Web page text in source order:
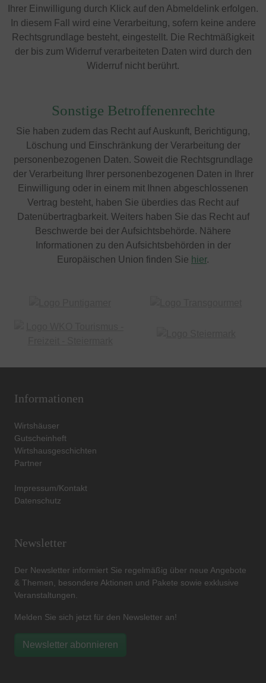
Ihrer Einwilligung durch Klick auf den Abmeldelink erfolgen.
In diesem Fall wird eine Verarbeitung, sofern keine andere
Rechtsgrundlage besteht, eingestellt. Die Rechtmäßigkeit
der bis zum Widerruf verarbeiteten Daten wird durch den
Widerruf nicht berührt.
Sonstige Betroffenenrechte
Sie haben zudem das Recht auf Auskunft, Berichtigung,
Löschung und Einschränkung der Verarbeitung der
personenbezogenen Daten. Soweit die Rechtsgrundlage
der Verarbeitung Ihrer personenbezogenen Daten in Ihrer
Einwilligung oder in einem mit Ihnen abgeschlossenen
Vertrag besteht, haben Sie überdies das Recht auf
Datenübertragbarkeit. Weiters haben Sie das Recht auf
Beschwerde bei der Aufsichtsbehörde. Nähere
Informationen zu den Aufsichtsbehörden in der
Europäischen Union finden Sie hier.
Informationen
Wirtshäuser
Gutscheinheft
Wirtshausgeschichten
Partner
Impressum/Kontakt
Datenschutz
Newsletter
Der Newsletter informiert Sie regelmäßig über neue Angebote
& Themen, besondere Aktionen und Pakete sowie exklusive
Veranstaltungen.
Melden Sie sich jetzt für den Newsletter an!
Newsletter abonnieren